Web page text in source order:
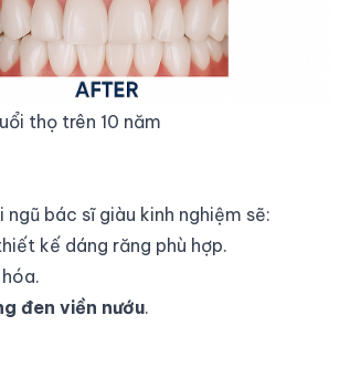
thọ trên 10 năm
ngũ bác sĩ giàu kinh nghiệm sẽ:
kế dáng răng phù hợp.
đen viền nướu.